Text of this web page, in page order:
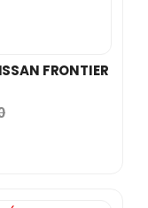
FRONTIER